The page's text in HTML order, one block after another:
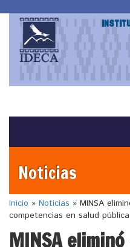
Noticias
Inicio » Noticias » MINSA
competencias en salud pública
MINSA